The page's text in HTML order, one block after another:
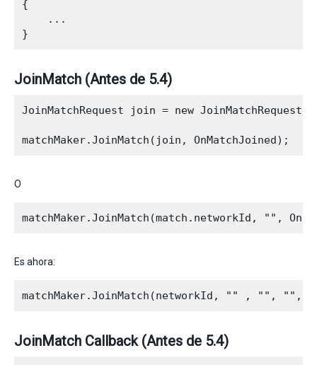
{
    ...
JoinMatch (Antes de 5.4)
JoinMatchRequest join = new
O
Es ahora:
JoinMatch Callback (Antes de 5.4)